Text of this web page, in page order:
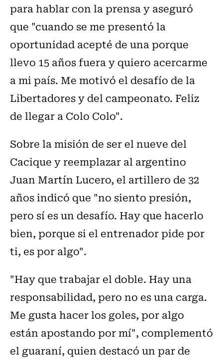
para hablar con la prensa y aseguró
que "cuando se me presentó la
oportunidad acepté de una porque
llevo 15 años fuera y quiero acercarme
a mi país. Me motivó el desafío de la
Libertadores y del campeonato. Feliz
de llegar a Colo Colo".
Sobre la misión de ser el nueve del
Cacique y reemplazar al argentino
Juan Martín Lucero, el artillero de 32
años indicó que "no siento presión,
pero sí es un desafío. Hay que hacerlo
bien, porque si el entrenador pide por
ti, es por algo".
"Hay que trabajar el doble. Hay una
responsabilidad, pero no es una carga.
Me gusta hacer los goles, por algo
están apostando por mí", complementó
el guaraní, quien destacó un par de